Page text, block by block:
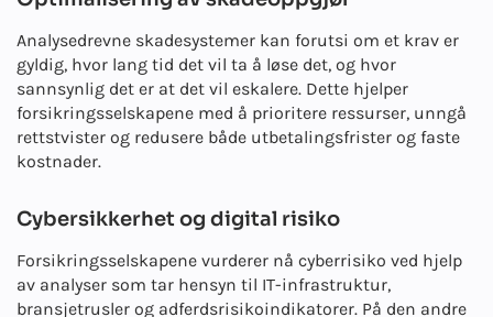
Analysedrevne skadesystemer kan forutsi om et krav er
gyldig, hvor lang tid det vil ta å løse det, og hvor
sannsynlig det er at det vil eskalere. Dette hjelper
forsikringsselskapene med å prioritere ressurser, unngå
rettstvister og redusere både utbetalingsfrister og faste
kostnader.
Cybersikkerhet og digital risiko
Forsikringsselskapene vurderer nå cyberrisiko ved hjelp
av analyser som tar hensyn til IT-infrastruktur,
bransjetrusler og adferdsrisikoindikatorer. På den andre